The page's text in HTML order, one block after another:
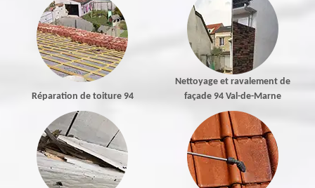
Réparation de toiture 94
Nettoyage et ravalement de
façade 94 Val-de-Marne